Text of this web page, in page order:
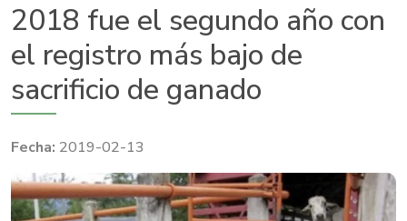
2018 fue el segundo año con
el registro más bajo de
sacrificio de ganado
2019-02-13